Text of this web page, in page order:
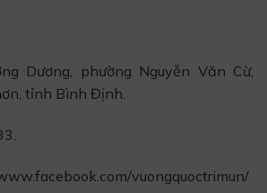
Dương, phường Nguyễn Văn Cừ,
tỉnh Bình Định.
vuongquoctrimun/